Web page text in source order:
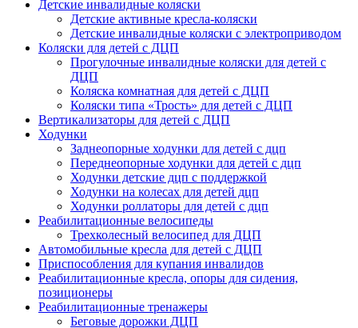
Детские инвалидные коляски
Детские активные кресла-коляски
Детские инвалидные коляски с электроприводом
Коляски для детей с ДЦП
Прогулочные инвалидные коляски для детей с
ДЦП
Коляска комнатная для детей с ДЦП
Коляски типа «Трость» для детей с ДЦП
Вертикализаторы для детей с ДЦП
Ходунки
Заднеопорные ходунки для детей с дцп
Переднеопорные ходунки для детей с дцп
Ходунки детские дцп с поддержкой
Ходунки на колесах для детей дцп
Ходунки роллаторы для детей с дцп
Реабилитационные велосипеды
Трехколесный велосипед для ДЦП
Автомобильные кресла для детей с ДЦП
Приспособления для купания инвалидов
Реабилитационные кресла, опоры для сидения,
позиционеры
Реабилитационные тренажеры
Беговые дорожки ДЦП